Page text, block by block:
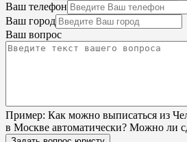
Ваш телефон
Ваш город
Ваш вопрос
Пример: Как можно выписаться из
в Москве автоматически? Можно ли